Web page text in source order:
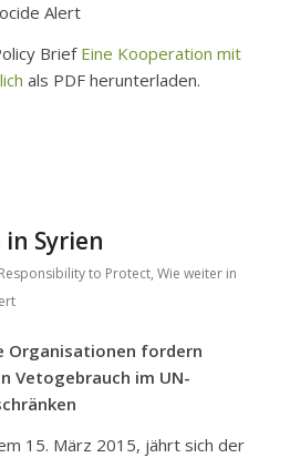
Alert
Brief Eine Kooperation mit
als PDF herunterladen.
in Syrien
Responsibility to Protect, Wie weiter in
Organisationen fordern
Vetogebrauch im UN-
15. März 2015, jährt sich der